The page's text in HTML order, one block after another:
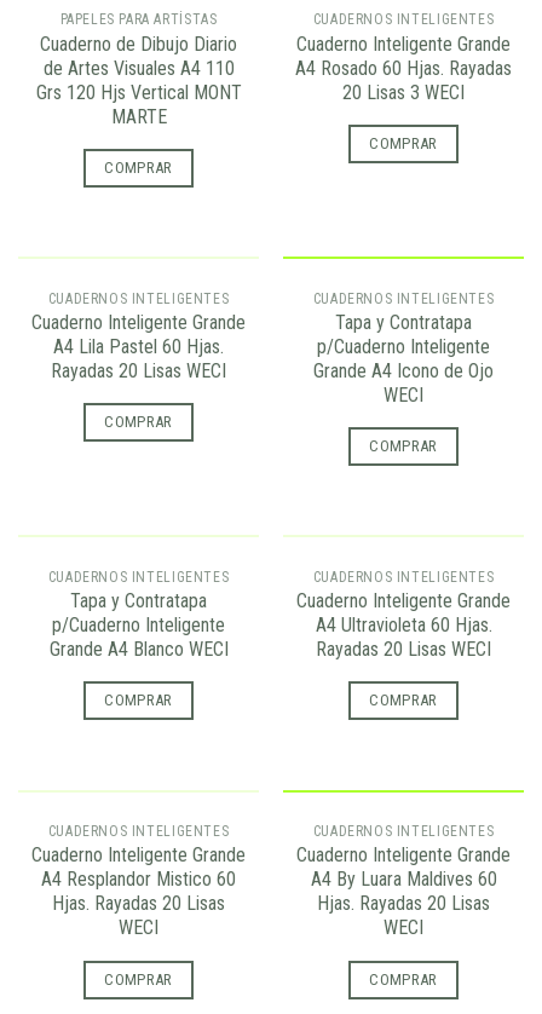
AGOTADO
PAPELES PARA ARTÍSTAS
Cuaderno de Dibujo Diario
de Artes Visuales A4 110
Grs 120 Hjs Vertical MONT
MARTE
COMPRAR
CUADERNOS INTELIGENTES
Cuaderno Inteligente Grande
A4 Rosado 60 Hjas. Rayadas
20 Lisas 3 WECI
COMPRAR
AGOTADO
CUADERNOS INTELIGENTES
Cuaderno Inteligente Grande
A4 Lila Pastel 60 Hjas.
Rayadas 20 Lisas WECI
COMPRAR
CUADERNOS INTELIGENTES
Tapa y Contratapa
p/Cuaderno Inteligente
Grande A4 Icono de Ojo
WECI
COMPRAR
AGOTADO
CUADERNOS INTELIGENTES
Tapa y Contratapa
p/Cuaderno Inteligente
Grande A4 Blanco WECI
COMPRAR
AGOTADO
CUADERNOS INTELIGENTES
Cuaderno Inteligente Grande
A4 Ultravioleta 60 Hjas.
Rayadas 20 Lisas WECI
COMPRAR
AGOTADO
CUADERNOS INTELIGENTES
Cuaderno Inteligente Grande
A4 Resplandor Mistico 60
Hjas. Rayadas 20 Lisas
WECI
COMPRAR
CUADERNOS INTELIGENTES
Cuaderno Inteligente Grande
A4 By Luara Maldives 60
Hjas. Rayadas 20 Lisas
WECI
COMPRAR